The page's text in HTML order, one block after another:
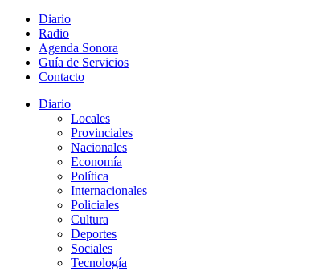
Diario
Radio
Agenda Sonora
Guía de Servicios
Contacto
Diario
Locales
Provinciales
Nacionales
Economía
Política
Internacionales
Policiales
Cultura
Deportes
Sociales
Tecnología